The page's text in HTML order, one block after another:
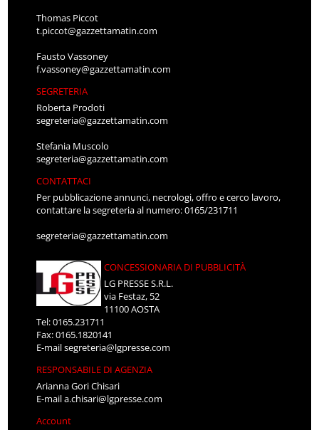
Thomas Piccot
t.piccot@gazzettamatin.com
Fausto Vassoney
f.vassoney@gazzettamatin.com
SEGRETERIA
Roberta Prodoti
segreteria@gazzettamatin.com
Stefania Muscolo
segreteria@gazzettamatin.com
CONTATTACI
Per pubblicazione annunci, necrologi, offro e cerco lavoro,
contattare la segreteria al numero: 0165/231711
segreteria@gazzettamatin.com
CONCESSIONARIA DI PUBBLICITÀ
LG PRESSE S.R.L.
via Festaz, 52
11100 AOSTA
Tel: 0165.231711
Fax: 0165.1820141
E-mailsegreteria@lgpresse.com
RESPONSABILE DI AGENZIA
Arianna Gori Chisari
E-maila.chisari@lgpresse.com
Account